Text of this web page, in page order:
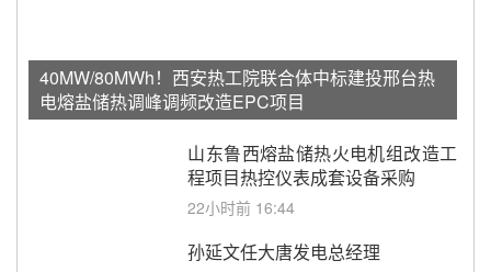
40MW/80MWh！西安热工院联合体中标建投邢台热
电熔盐储热调峰调频改造EPC项目
山东鲁西熔盐储热火电机组改造工
程项目热控仪表成套设备采购
22小时前 16:44
孙延文任大唐发电总经理